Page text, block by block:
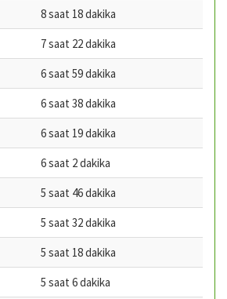
8 saat 18 dakika
7 saat 22 dakika
6 saat 59 dakika
6 saat 38 dakika
6 saat 19 dakika
6 saat 2 dakika
5 saat 46 dakika
5 saat 32 dakika
5 saat 18 dakika
5 saat 6 dakika